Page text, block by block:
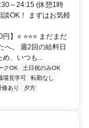
～24:15 (休憩1時
談OK！ まずはお気軽
】⭐ ⭐⭐⭐ まだまだ
へ。 週2回の給料日
め、いつも...
クOK
土日祝のみOK
場見学可
転勤なし
修あり
夕方